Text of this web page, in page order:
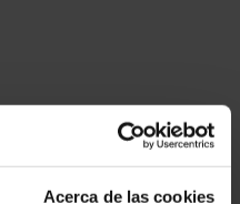
Acerca de las cookies